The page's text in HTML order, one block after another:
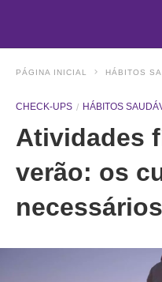
PÁGINA INICIAL HÁBITOS
CHECK-UPS HÁBITOS
Atividades
verão: os
necessários